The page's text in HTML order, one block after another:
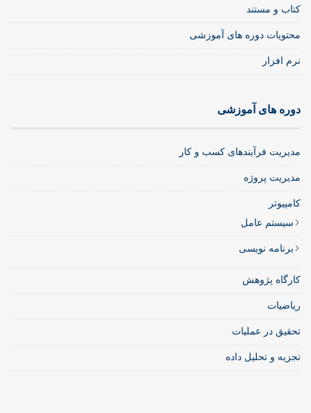
کتاب و مستند
محتویات دوره های آموزشی
نرم افزار
دوره های آموزشی
مدیریت فرآیندهای کسب و کار
مدیریت پروژه
کامپیوتر
سیستم عامل
برنامه نویسی
کارگاه پژوهش
ریاضیات
تحقیق در عملیات
تجزیه و تحلیل داده